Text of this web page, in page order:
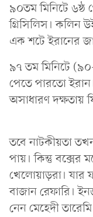
৯০তম মিনিটে
গ্রিসিলিস। কলিন
এক শটে ইরানের
৯৭ তম মিনিটে
পেতে পারতো
অসাধারণ দক্ষতায়
তবে নাটকীয়তা
পায়। কিন্তু বক্সের
খেলোয়াড়রা। যার
বাজান রেফারি।
নেন মেহেদী